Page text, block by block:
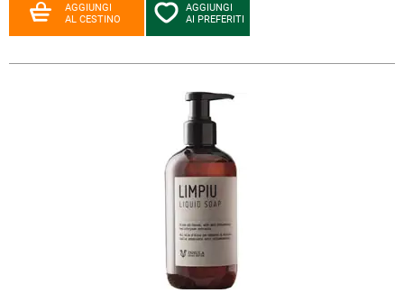
AGGIUNGI
AL CESTINO
AGGIUNGI
AI PREFERITI